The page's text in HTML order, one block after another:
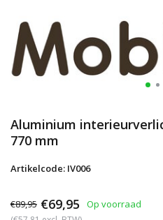
Aluminium
770 mm
Artikelcode: IV006
€89,95 €69,95 Op voorraad